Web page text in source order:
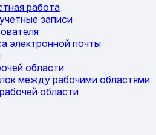
работа
записи
электронной почты
области
между рабочими областями
области